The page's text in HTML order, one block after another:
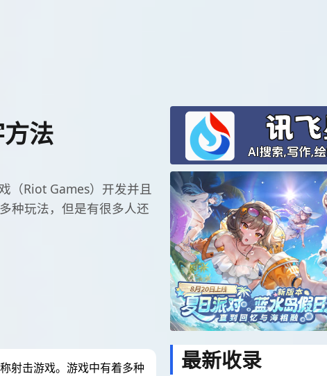
法
（Riot Games）开发并且
种玩法，但是有很多人还
射击游戏。游戏中有着多种
最新收录